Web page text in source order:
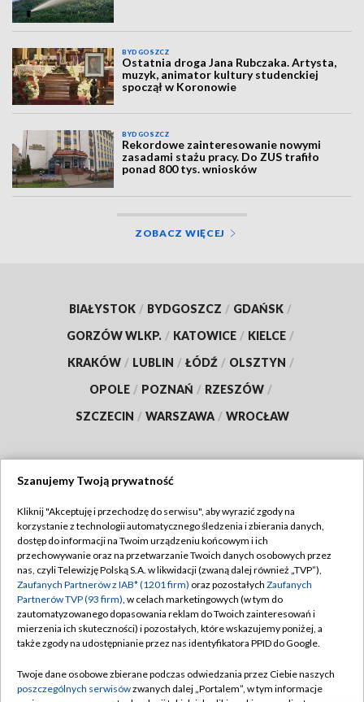
BYDGOSZCZ
Ostatnia droga Jana Rubczaka. Artysta,
muzyk, animator kultury studenckiej
spoczął w Koronowie
BYDGOSZCZ
Rekordowe zainteresowanie nowymi
zasadami stażu pracy. Do ZUS trafiło
ponad 800 tys. wniosków
ZOBACZ WIĘCEJ
BIAŁYSTOK / BYDGOSZCZ / GDAŃSK /
GORZÓW WLKP. / KATOWICE / KIELCE /
KRAKÓW / LUBLIN / ŁÓDŹ / OLSZTYN /
OPOLE / POZNAŃ / RZESZÓW /
SZCZECIN / WARSZAWA / WROCŁAW
TVP
Abonament TVP
Emisja w TVP
Centrum informacji TVP
Naziemna Telewizja Cyfrowa
Rada Programowa
Regulamin TVP
Polityka prywatności
Moje zgody
Pomoc
Kontakt
Szanujemy Twoją prywatność
Kliknij "Akceptuję i przechodzę do serwisu", aby wyrazić zgody na
korzystanie z technologii automatycznego śledzenia i zbierania danych,
dostęp do informacji na Twoim urządzeniu końcowym i ich
przechowywanie oraz na przetwarzanie Twoich danych osobowych przez
nas, czyli Telewizję Polską S.A. w likwidacji (zwaną dalej również „TVP”),
Zaufanych Partnerów z IAB* (1201 firm) oraz pozostałych Zaufanych
Partnerów TVP (93 firm), w celach marketingowych (w tym do
zautomatyzowanego dopasowania reklam do Twoich zainteresowań i
mierzenia ich skuteczności) i pozostałych, które wskazujemy poniżej, a
także zgody na udostępnianie przez nas identyfikatora PPID do Google.
Twoje dane osobowe zbierane podczas odwiedzania przez Ciebie naszych
poszczególnych serwisówzwanych dalej „Portalem”, w tym informacje